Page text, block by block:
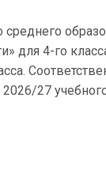
для 4-го
27